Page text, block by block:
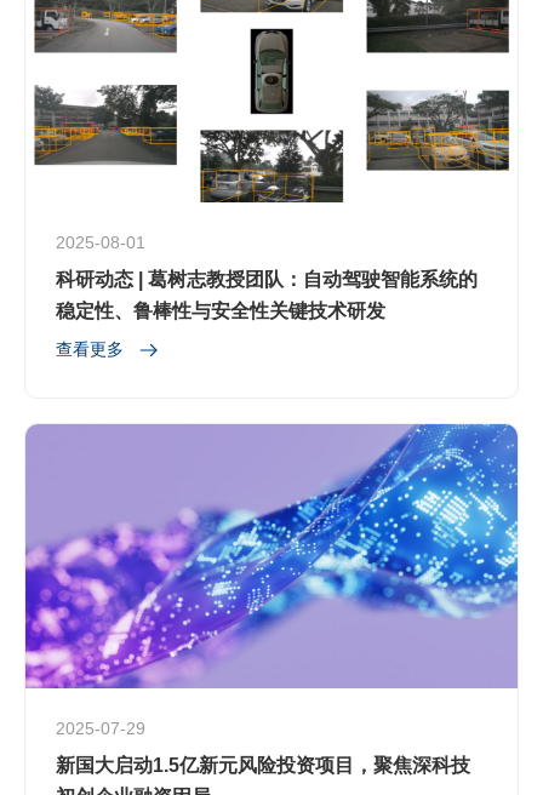
2025-08-01
科研动态 | 葛树志教授团队：自动驾驶智能系统的
稳定性、鲁棒性与安全性关键技术研发
查看更多
2025-07-29
新国大启动1.5亿新元风险投资项目，聚焦深科技